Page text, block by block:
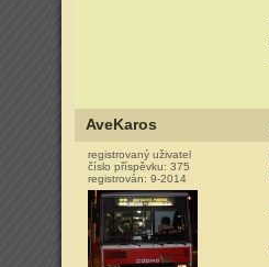
AveKaros
registrovaný uživatel
číslo příspěvku: 375
registrován: 9-2014